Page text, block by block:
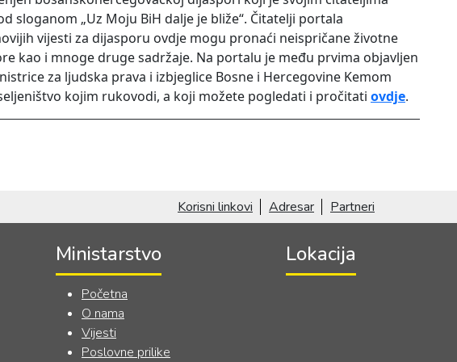
sloganom „Uz Moju BiH dalje je bliže“. Čitatelji portala
vijesti za dijasporu ovdje mogu pronaći neispričane životne
kao i mnoge druge sadržaje. Na portalu je među prvima objavljen
za ljudska prava i izbjeglice Bosne i Hercegovine Kemom
kojim rukovodi, a koji možete pogledati i pročitati ovdje.
Korisni linkovi Adresar Partneri
Ministarstvo
Početna
O nama
Vijesti
Poslovne prilike
Lokacija